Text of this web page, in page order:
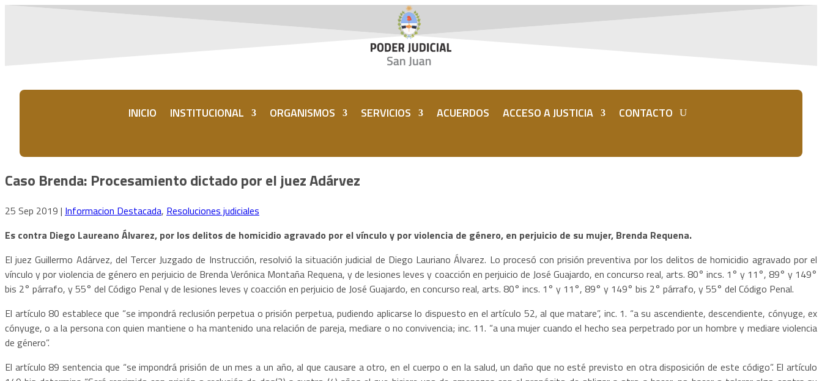
INICIO INSTITUCIONAL ORGANISMOS SERVICIOS ACUERDOS ACCESO A JUSTICIA CONTACTO
Caso Brenda: Procesamiento dictado por el juez Adárvez
25 Sep 2019 | Informacion Destacada, Resoluciones judiciales
Es contra Diego Laureano Álvarez, por los delitos de homicidio agravado por el vínculo y por violencia de género, en perjuicio de su mujer, Brenda Requena.
El juez Guillermo Adárvez, del Tercer Juzgado de Instrucción, resolvió la situación judicial de Diego Lauriano Álvarez. Lo procesó con prisión preventiva por los delitos de homicidio agravado por el
vínculo y por violencia de género en perjuicio de Brenda Verónica Montaña Requena, y de lesiones leves y coacción en perjuicio de José Guajardo, en concurso real, arts. 80° incs. 1° y 11°, 89° y 149°
bis 2° párrafo, y 55° del Código Penal y de lesiones leves y coacción en perjuicio de José Guajardo, en concurso real, arts. 80° incs. 1° y 11°, 89° y 149° bis 2° párrafo, y 55° del Código Penal.
El artículo 80 establece que “se impondrá reclusión perpetua o prisión perpetua, pudiendo aplicarse lo dispuesto en el artículo 52, al que matare”, inc. 1. “a su ascendiente, descendiente, cónyuge, ex
cónyuge, o a la persona con quien mantiene o ha mantenido una relación de pareja, mediare o no convivencia; inc. 11. “a una mujer cuando el hecho sea perpetrado por un hombre y mediare violencia
de género”.
El artículo 89 sentencia que “se impondrá prisión de un mes a un año, al que causare a otro, en el cuerpo o en la salud, un daño que no esté previsto en otra disposición de este código”. El artículo